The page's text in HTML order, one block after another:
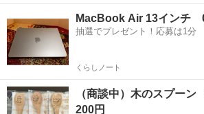
食器
MacBook Air 13インチ
抽選でプレゼント！応募は1分
くらしノート
（商談中）木のスプー
200円